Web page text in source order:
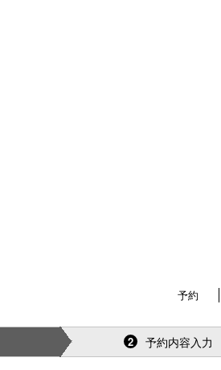
予約
2 予約内容入力